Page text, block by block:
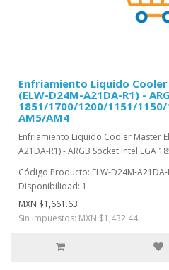
Enfriamiento Liquido
(ELW-D24M-A21DA-R1) -
1851/1700/1200/1151/1150/
AM5/AM4
Enfriamiento Liquido Cooler Master
A21DA-R1) - ARGB Socket Intel LGA
Código Producto: ELW-D24M-A21DA-
Disponibilidad: 1
MXN $1,661.63
Sin impuestos: MXN $1,432.44